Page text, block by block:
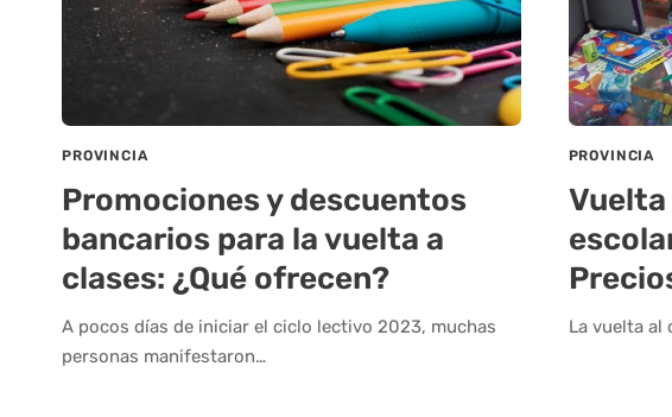
PROVINCIA
Promociones y descuentos
bancarios para la vuelta a
clases: ¿Qué ofrecen?
A pocos días de iniciar el ciclo lectivo 2023, muchas
personas manifestaron…
PROVINCIA
Vuelta
La vuelta al